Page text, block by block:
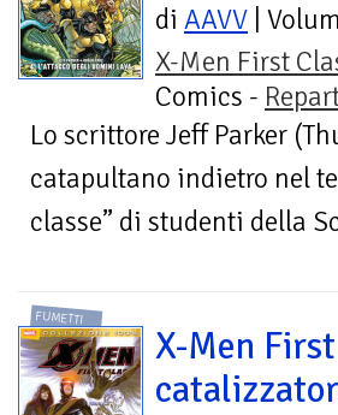
di AAVV |
X-Men First
Comics -
Lo scrittore Jeff Parker
catapultano indietro nel
classe” di studenti della
FUMETTI
X-Men